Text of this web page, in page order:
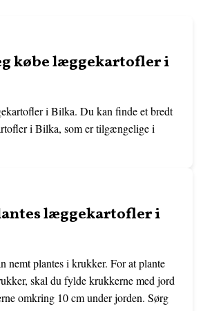
købe læggekartofler i
i Bilka. Du kan finde et bredt
i Bilka, som er tilgængelige i
læggekartofler i
nemt plantes i krukker. For at plante
skal du fylde krukkerne med jord
omkring 10 cm under jorden. Sørg